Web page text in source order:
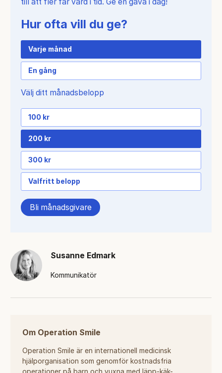
Hur ofta vill du ge?
Varje månad
En gång
Välj ditt månadsbelopp
100 kr
200 kr
300 kr
Valfritt belopp
Bli månadsgivare
Susanne Edmark
Kommunikatör
Om Operation Smile
Operation Smile är en internationell medicinsk
hjälporganisation som genomför kostnadsfria